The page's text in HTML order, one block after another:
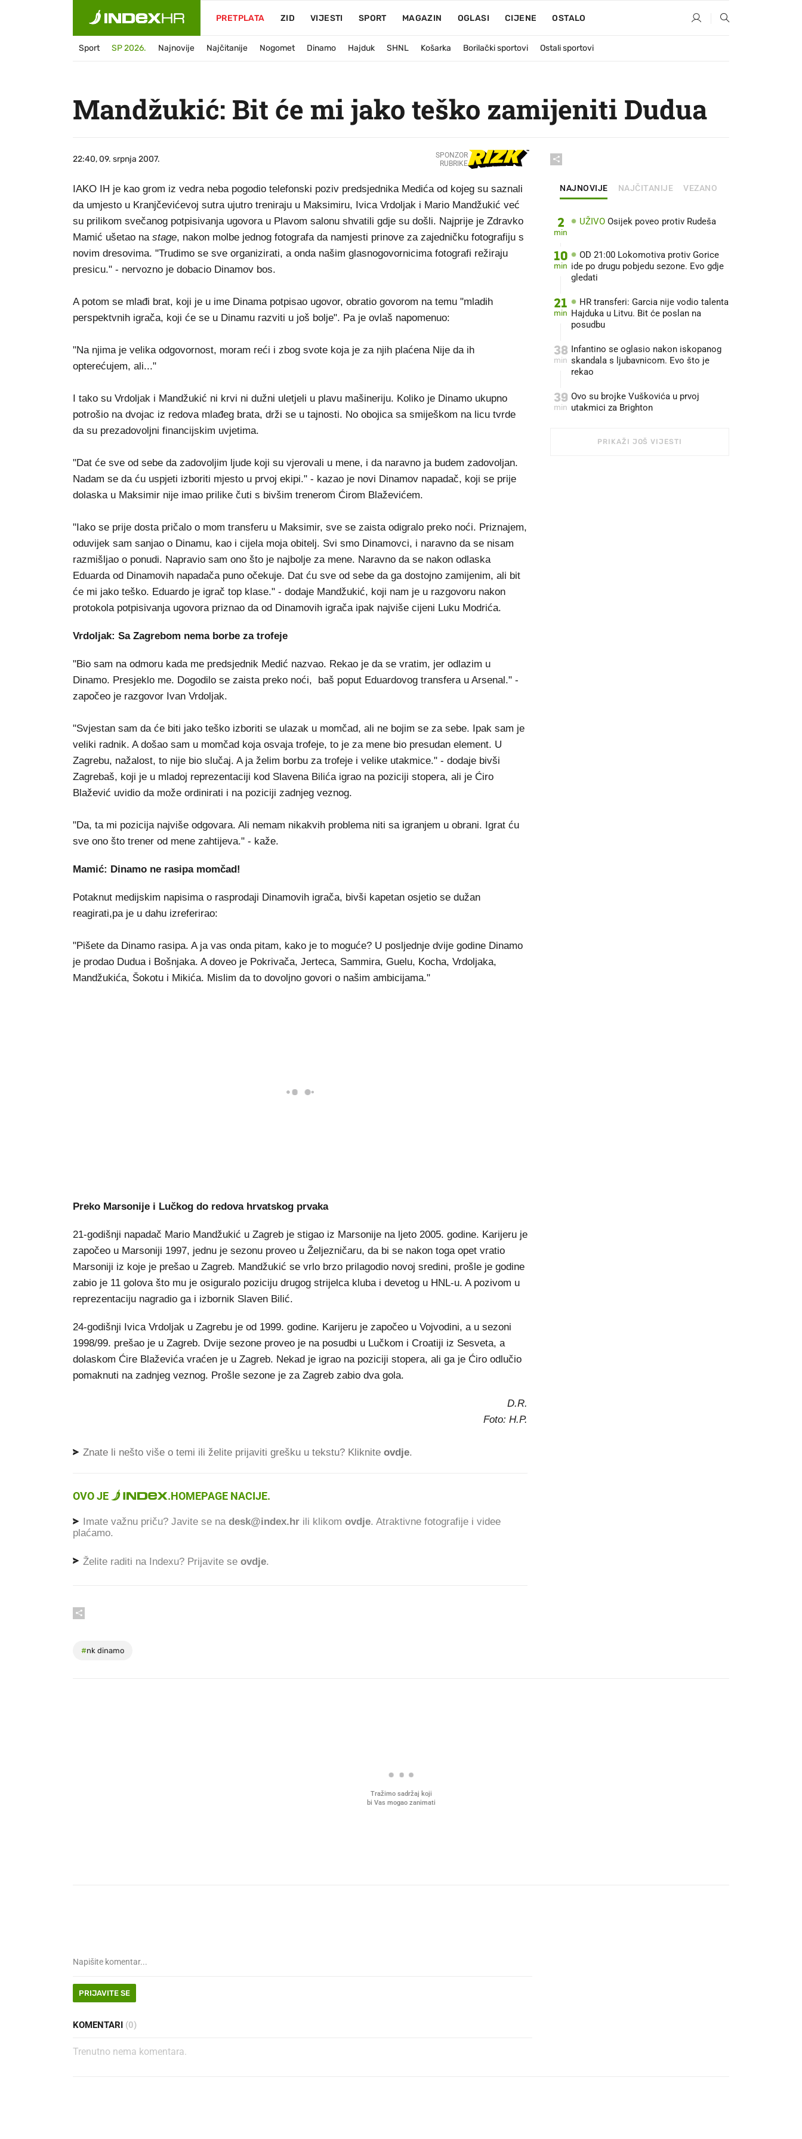
PRETPLATA ZID VIJESTI SPORT MAGAZIN OGLASI CIJENE OSTALO
Sport SP 2026. Najnovije Najčitanije Nogomet Dinamo Hajduk SHNL Košarka Borilački sportovi Ostali sportovi
Mandžukić: Bit će mi jako teško zamijeniti Dudua
22:40, 09. srpnja 2007.
SPONZOR
RUBRIKE
IAKO IH je kao grom iz vedra neba pogodio telefonski poziv predsjednika Medića od kojeg su saznali
da umjesto u Kranjčevićevoj sutra ujutro treniraju u Maksimiru, Ivica Vrdoljak i Mario Mandžukić već
su prilikom svečanog potpisivanja ugovora u Plavom salonu shvatili gdje su došli. Najprije je Zdravko
Mamić ušetao na stage, nakon molbe jednog fotografa da namjesti prinove za zajedničku fotografiju s
novim dresovima. "Trudimo se sve organizirati, a onda našim glasnogovornicima fotografi režiraju
presicu." - nervozno je dobacio Dinamov bos.
A potom se mlađi brat, koji je u ime Dinama potpisao ugovor, obratio govorom na temu "mladih
perspektvnih igrača, koji će se u Dinamu razviti u još bolje". Pa je ovlaš napomenuo:
"Na njima je velika odgovornost, moram reći i zbog svote koja je za njih plaćena Nije da ih
opterećujem, ali..."
I tako su Vrdoljak i Mandžukić ni krvi ni dužni uletjeli u plavu mašineriju. Koliko je Dinamo ukupno
potrošio na dvojac iz redova mlađeg brata, drži se u tajnosti. No obojica sa smiješkom na licu tvrde
da su prezadovoljni financijskim uvjetima.
"Dat će sve od sebe da zadovoljim ljude koji su vjerovali u mene, i da naravno ja budem zadovoljan.
Nadam se da ću uspjeti izboriti mjesto u prvoj ekipi." - kazao je novi Dinamov napadač, koji se prije
dolaska u Maksimir nije imao prilike čuti s bivšim trenerom Ćirom Blaževićem.
"Iako se prije dosta pričalo o mom transferu u Maksimir, sve se zaista odigralo preko noći. Priznajem,
oduvijek sam sanjao o Dinamu, kao i cijela moja obitelj. Svi smo Dinamovci, i naravno da se nisam
razmišljao o ponudi. Napravio sam ono što je najbolje za mene. Naravno da se nakon odlaska
Eduarda od Dinamovih napadača puno očekuje. Dat ću sve od sebe da ga dostojno zamijenim, ali bit
će mi jako teško. Eduardo je igrač top klase." - dodaje Mandžukić, koji nam je u razgovoru nakon
protokola potpisivanja ugovora priznao da od Dinamovih igrača ipak najviše cijeni Luku Modrića.
Vrdoljak: Sa Zagrebom nema borbe za trofeje
"Bio sam na odmoru kada me predsjednik Medić nazvao. Rekao je da se vratim, jer odlazim u
Dinamo. Presjeklo me. Dogodilo se zaista preko noći, baš poput Eduardovog transfera u Arsenal." -
započeo je razgovor Ivan Vrdoljak.
"Svjestan sam da će biti jako teško izboriti se ulazak u momčad, ali ne bojim se za sebe. Ipak sam je
veliki radnik. A došao sam u momčad koja osvaja trofeje, to je za mene bio presudan element. U
Zagrebu, nažalost, to nije bio slučaj. A ja želim borbu za trofeje i velike utakmice." - dodaje bivši
Zagrebaš, koji je u mladoj reprezentaciji kod Slavena Bilića igrao na poziciji stopera, ali je Ćiro
Blažević uvidio da može ordinirati i na poziciji zadnjeg veznog.
"Da, ta mi pozicija najviše odgovara. Ali nemam nikakvih problema niti sa igranjem u obrani. Igrat ću
sve ono što trener od mene zahtijeva." - kaže.
Mamić: Dinamo ne rasipa momčad!
Potaknut medijskim napisima o rasprodaji Dinamovih igrača, bivši kapetan osjetio se dužan
reagirati,pa je u dahu izreferirao:
"Pišete da Dinamo rasipa. A ja vas onda pitam, kako je to moguće? U posljednje dvije godine Dinamo
je prodao Dudua i Bošnjaka. A doveo je Pokrivača, Jerteca, Sammira, Guelu, Kocha, Vrdoljaka,
Mandžukića, Šokotu i Mikića. Mislim da to dovoljno govori o našim ambicijama."
Preko Marsonije i Lučkog do redova hrvatskog prvaka
21-godišnji napadač Mario Mandžukić u Zagreb je stigao iz Marsonije na ljeto 2005. godine. Karijeru je
započeo u Marsoniji 1997, jednu je sezonu proveo u Željezničaru, da bi se nakon toga opet vratio
Marsoniji iz koje je prešao u Zagreb. Mandžukić se vrlo brzo prilagodio novoj sredini, prošle je godine
zabio je 11 golova što mu je osiguralo poziciju drugog strijelca kluba i devetog u HNL-u. A pozivom u
reprezentaciju nagradio ga i izbornik Slaven Bilić.
24-godišnji Ivica Vrdoljak u Zagrebu je od 1999. godine. Karijeru je započeo u Vojvodini, a u sezoni
1998/99. prešao je u Zagreb. Dvije sezone proveo je na posudbi u Lučkom i Croatiji iz Sesveta, a
dolaskom Ćire Blaževića vraćen je u Zagreb. Nekad je igrao na poziciji stopera, ali ga je Ćiro odlučio
pomaknuti na zadnjeg veznog. Prošle sezone je za Zagreb zabio dva gola.
D.R.
Foto: H.P.
Znate li nešto više o temi ili želite prijaviti grešku u tekstu? Kliknite ovdje.
OVO JE .HOMEPAGE NACIJE.
Imate važnu priču? Javite se na desk@index.hr ili klikom ovdje. Atraktivne fotografije i videe
plaćamo.
Želite raditi na Indexu? Prijavite se ovdje.
#nk dinamo
NAJNOVIJE NAJČITANIJE VEZANO
2
min
UŽIVO Osijek poveo protiv Rudeša
10
min
OD 21:00 Lokomotiva protiv Gorice
ide po drugu pobjedu sezone. Evo gdje
gledati
21
min
HR transferi: Garcia nije vodio talenta
Hajduka u Litvu. Bit će poslan na
posudbu
38
min
Infantino se oglasio nakon iskopanog
skandala s ljubavnicom. Evo što je
rekao
39
min
Ovo su brojke Vuškovića u prvoj
utakmici za Brighton
PRIKAŽI JOŠ VIJESTI
Tražimo sadržaj koji
bi Vas mogao zanimati
PRIJAVITE SE
KOMENTARI (0)
Trenutno nema komentara.